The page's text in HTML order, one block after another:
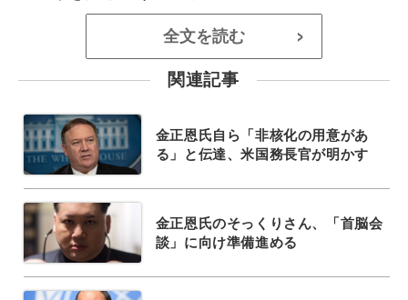
全文を読む >
関連記事
金正恩氏自ら「非核化の用意があ
る」と伝達、米国務長官が明かす
金正恩氏のそっくりさん、「首脳会
談」に向け準備進める